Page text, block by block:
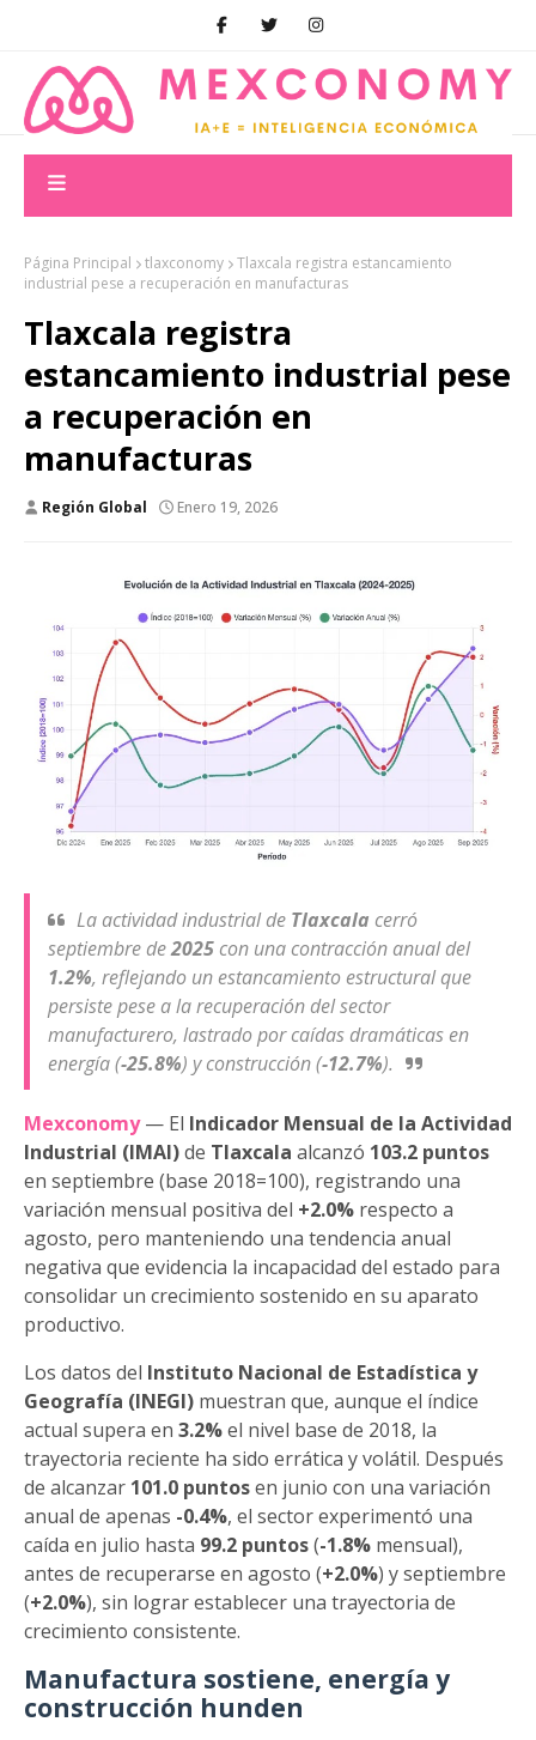
Página Principal tlaxconomy
Tlaxcala registra estancamiento
industrial pese a recuperación en manufacturas
Tlaxcala registra
estancamiento industrial pese
a recuperación en
manufacturas
Región Global Enero 19, 2026
La actividad industrial de Tlaxcala cerró
septiembre de2025 con una contracción anual del
1.2%, reflejando un estancamiento estructural que
persiste pese a la recuperación del sector
manufacturero, lastrado por caídas dramáticas en
energía (-25.8%) y construcción (-12.7%).
Mexconomy— El Indicador Mensual de la Actividad
Industrial (IMAI)de Tlaxcala alcanzó 103.2 puntos
en septiembre (base 2018=100), registrando una
variación mensual positiva del +2.0% respecto a
agosto, pero manteniendo una tendencia anual
negativa que evidencia la incapacidad del estado para
consolidar un crecimiento sostenido en su aparato
productivo.
Los datos del Instituto Nacional de Estadística y
Geografía (INEGI) muestran que, aunque el índice
actual supera en 3.2%el nivel base de 2018, la
trayectoria reciente ha sido errática y volátil. Después
de alcanzar 101.0 puntosen junio con una variación
anual de apenas -0.4%, el sector experimentó una
caída en julio hasta 99.2 puntos(-1.8% mensual),
antes de recuperarse en agosto (+2.0%) y septiembre
(+2.0%), sin lograr establecer una trayectoria de
crecimiento consistente.
Manufactura sostiene, energía y
construcción hunden